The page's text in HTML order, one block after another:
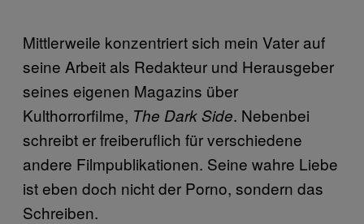
Mittlerweile konzentriert sich mein Vater auf
seine Arbeit als Redakteur und Herausgeber
seines eigenen Magazins über
Kulthorrorfilme, The Dark Side. Nebenbei
schreibt er freiberuflich für verschiedene
andere Filmpublikationen. Seine wahre Liebe
ist eben doch nicht der Porno, sondern das
Schreiben.